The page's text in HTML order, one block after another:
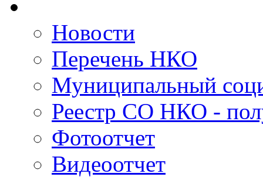
Новости
Перечень НКО
Муниципальный
Реестр СО НКО -
Фотоотчет
Видеоотчет